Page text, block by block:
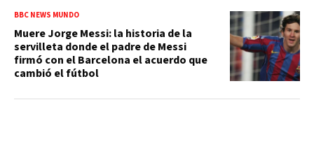
BBC NEWS MUNDO
Muere Jorge Messi: la historia de la
servilleta donde el padre de Messi
firmó con el Barcelona el acuerdo que
cambió el fútbol